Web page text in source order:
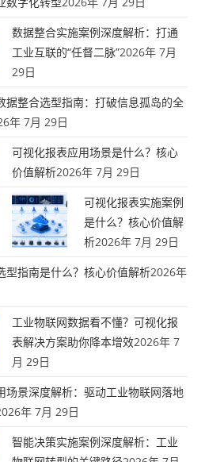
数据整合实施案例深度解析：打通
工业互联的“任督二脉”2026年 7月
29日
据整合选型指南：打破信息孤岛的全
年 7月 29日
可视化报表应用场景是什么？核心
价值解析2026年 7月 29日
可视化报表实施案例
是什么？核心价值解
析2026年 7月 29日
型指南是什么？核心价值解析2026年
工业物联网数据看不懂？可视化报
表解决方案助你降本增效2026年 7
月 29日
场景深度解析：驱动工业物联网落地
年 7月 29日
智能决策实施案例深度解析：工业